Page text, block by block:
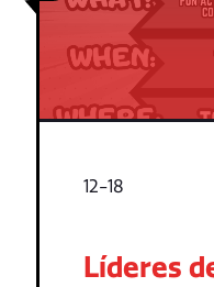
12-18
Líderes